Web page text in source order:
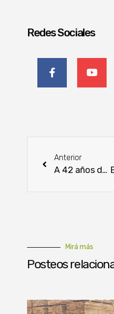
Redes Sociales
Anterior
A 42 años de su fundación, Brangus domina faena, genética y demanda
Mirá más
Posteos